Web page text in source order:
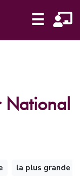
☰
National
la plus grande